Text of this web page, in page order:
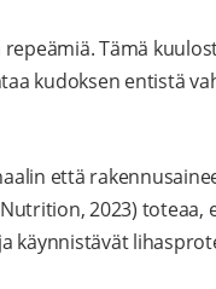
Tämä
kudoksen entistä
että
2023) toteaa,
käynnistävät